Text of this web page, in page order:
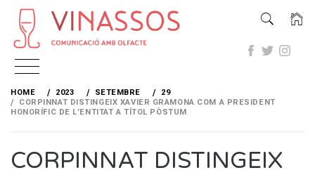
Skip
content
HOME 2023 SETEMBRE
29
CORPINNAT DISTINGEIX XAVIER GRAMONA COM A PRESIDENT
HONORÍFIC DE L’ENTITAT A TÍTOL PÒSTUM
CORPINNAT DISTINGEIX